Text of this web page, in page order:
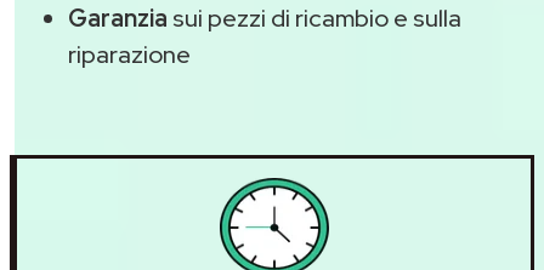
Garanzia sui pezzi di ricambio e sulla
riparazione